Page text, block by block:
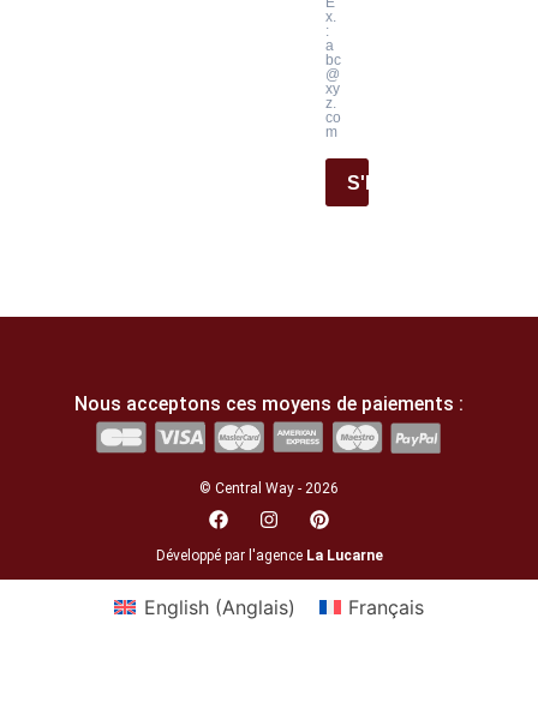
x.
:
a
bc
@
xy
z.
co
m
S'INSCRIRE
Nous acceptons ces moyens de paiements :
© Central Way - 2026
Développé par l'agence La Lucarne
English(Anglais) Français